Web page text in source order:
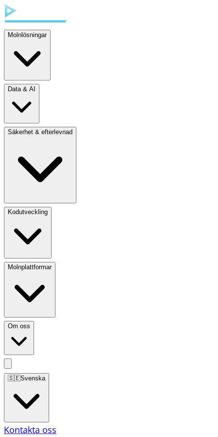
Molnlösningar
Data & AI
Säkerhet & efterlevnad
Kodutveckling
Molnplattformar
Om oss
🇸🇪Svenska
Kontakta oss